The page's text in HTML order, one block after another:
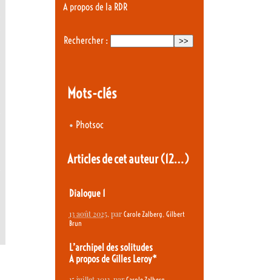
A propos de la RDR
Rechercher :
Mots-clés
• Photsoc
Articles de cet auteur(12…)
Dialogue 1
13 août 2025, par Carole Zalberg, Gilbert
Brun
L’archipel des solitudes
A propos de Gilles Leroy*